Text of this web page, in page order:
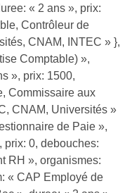
« 2 ans », prix:
Contrôleur de
CNAM, INTEC » },
Comptable) »,
», prix: 1500,
Commissaire aux
CNAM, Universités »
de Paie »,
prix: 0, debouches:
RH », organismes:
« CAP Employé de